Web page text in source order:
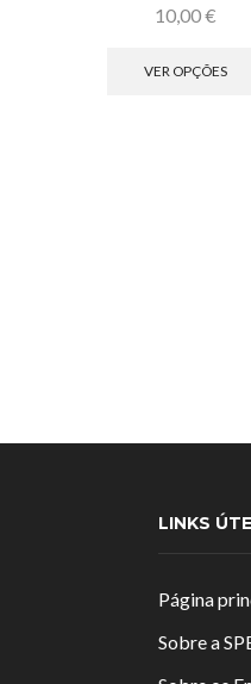
10,00€
VER OPÇÕES
LINKS
Página
Sobre a